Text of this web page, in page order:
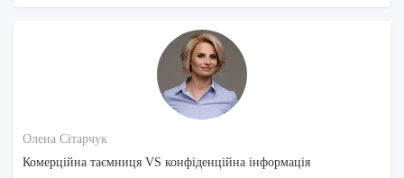
Олена Сітарчук
Комерційна таємниця VS конфіденційна інформація